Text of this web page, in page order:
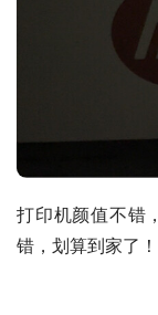
打印机颜值不错
错，划算到家了！